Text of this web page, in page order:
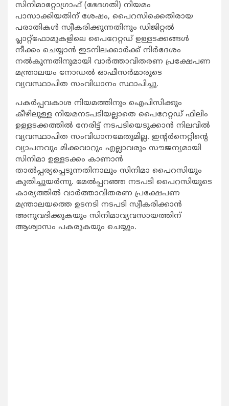
സിനിമാറ്റോഗ്രാഫ് (ഭേദഗതി) നിയമം
പാസാക്കിയതിന് ശേഷം, പൈറസിക്കെതിരായ
പരാതികൾ സ്വീകരിക്കുന്നതിനും ഡിജിറ്റൽ
പ്ലാറ്റ്‌ഫോമുകളിലെ പൈറേറ്റഡ് ഉള്ളടക്കങ്ങൾ
നീക്കം ചെയ്യാൻ ഇടനിലക്കാർക്ക് നിർദേശം
നൽകുന്നതിനുമായി വാർത്താവിതരണ പ്രക്ഷേപണ
മന്ത്രാലയം നോഡൽ ഓഫീസർമാരുടെ
വ്യവസ്ഥാപിത സംവിധാനം സ്ഥാപിച്ചു.
പകർപ്പവകാശ നിയമത്തിനും ഐപിസിക്കും
കീഴിലുള്ള നിയമനടപടിയല്ലാതെ പൈറേറ്റഡ് ഫിലിം
ഉള്ളടക്കത്തിൽ നേരിട്ട് നടപടിയെടുക്കാൻ നിലവിൽ
വ്യവസ്ഥാപിത സംവിധാനമേതുമില്ല. ഇന്റർനെറ്റിന്റെ
വ്യാപനവും മിക്കവാറും എല്ലാവരും സൗജന്യമായി
സിനിമാ ഉള്ളടക്കം കാണാൻ
താൽപ്പര്യപ്പെടുന്നതിനാലും സിനിമാ പൈറസിയും
കുതിച്ചുയർന്നു. മേൽപ്പറഞ്ഞ നടപടി പൈറസിയുടെ
കാര്യത്തിൽ വാർത്താവിതരണ പ്രക്ഷേപണ
മന്ത്രാലയത്തെ ഉടനടി നടപടി സ്വീകരിക്കാൻ
അനുവദിക്കുകയും സിനിമാവ്യവസായത്തിന്
ആശ്വാസം പകരുകയും ചെയ്യും.